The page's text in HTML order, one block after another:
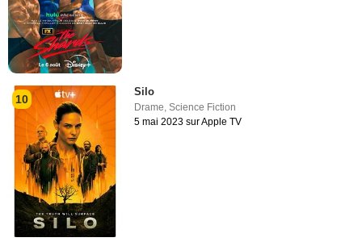
10
Silo
Drame,Science Fiction
5 mai 2023 sur Apple TV